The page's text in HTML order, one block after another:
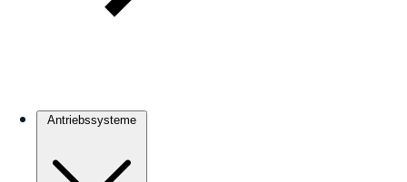
Antriebssysteme